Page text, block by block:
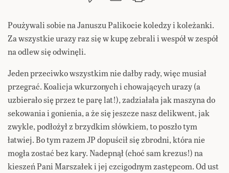
Poużywali sobie na Januszu Palikocie koledzy i koleżanki.
Za wszystkie urazy raz się w kupę zebrali i wespół w zespół
na odlew się odwinęli.
Jeden przeciwko wszystkim nie dałby rady, więc musiał
przegrać. Koalicja wkurzonych i chowających urazy (a
uzbierało się przez te parę lat!), zadziałała jak maszyna do
sekowania i gonienia, a że się jeszcze nasz delikwent, jak
zwykle, podłożył z brzydkim słówkiem, to poszło tym
łatwiej. Bo tym razem JP dopuścił się zbrodni, która nie
mogła zostać bez kary. Nadepnął (choć sam krezus!) na
kieszeń Pani Marszałek i jej czcigodnym zastępcom. Od ust